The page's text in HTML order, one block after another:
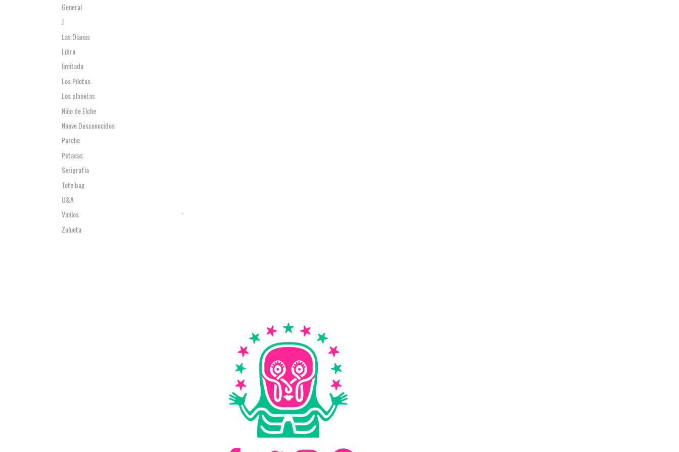
General
J
Las Dianas
Libro
limitada
Los Pilotos
Los planetas
Niño de Elche
Nueve Desconocidos
Parche
Petacas
Serigrafía
Tote bag
U&A
Vinilos
Zulueta